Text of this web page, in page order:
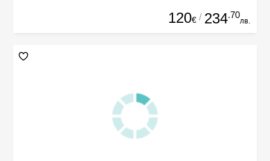
120€ / 234.70
лв.